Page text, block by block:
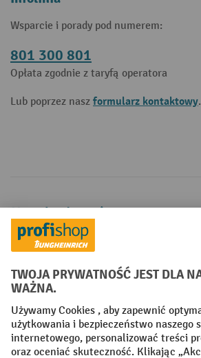
Wsparcie i porady pod numerem:
801 300 801
Opłata zgodnie z taryfą operatora
Lub poprzez nasz formularz kontaktowy.
Metody płatności
Creditcard (Master)Creditcard (Visa)
Factura Przedpłata
Sieci społecznościowe
Facebook
YouTube
LinkedIn
Instagram